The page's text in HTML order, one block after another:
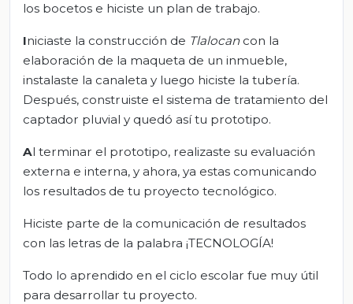
los bocetos e hiciste un plan de trabajo.
Iniciaste la construcción de Tlalocancon la
elaboración de la maqueta de un inmueble,
instalaste la canaleta y luego hiciste la tubería.
Después, construiste el sistema de tratamiento del
captador pluvial y quedó así tu prototipo.
Al terminar el prototipo, realizaste su evaluación
externa e interna, y ahora, ya estas comunicando
los resultados de tu proyecto tecnológico.
Hiciste parte de la comunicación de resultados
con las letras de la palabra ¡TECNOLOGÍA!
Todo lo aprendido en el ciclo escolar fue muy útil
para desarrollar tu proyecto.